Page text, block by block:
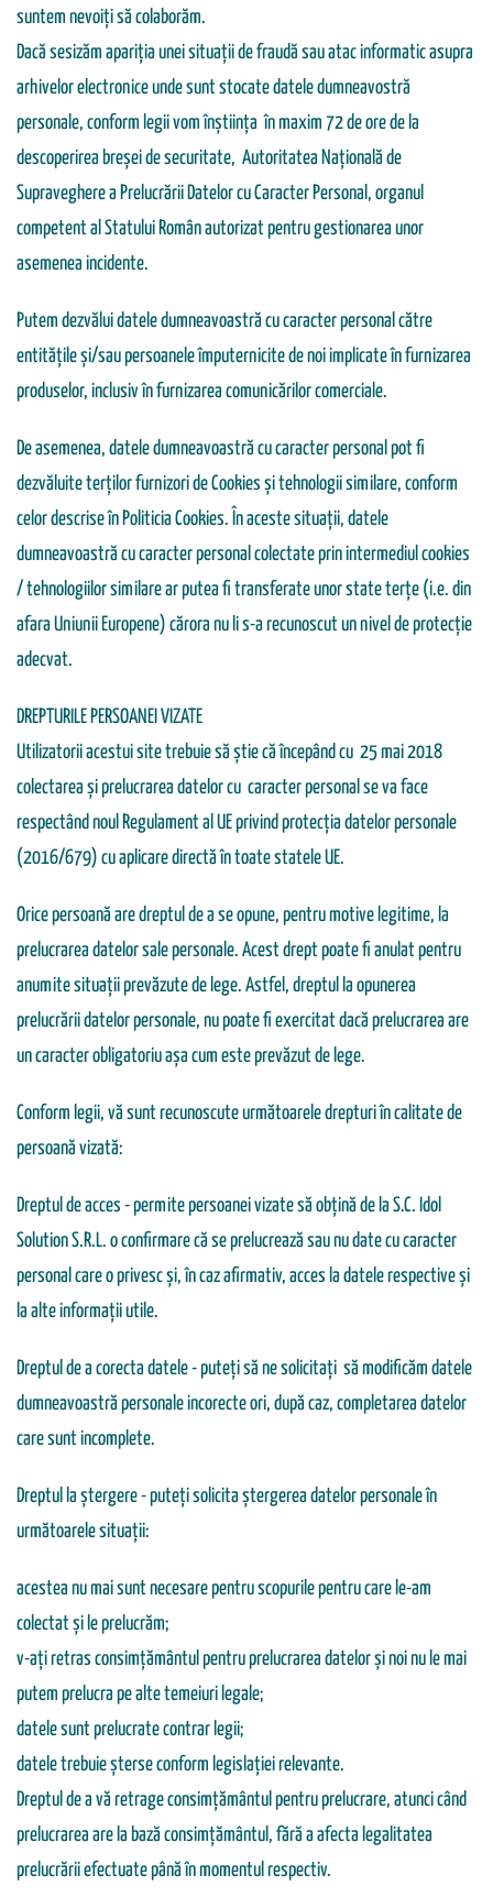
suntem nevoiți să colaborăm.
Dacă sesizăm apariția unei situații de fraudă sau atac informatic asupra
arhivelor electronice unde sunt stocate datele dumneavostră
personale, conform legii vom înștiința în maxim 72 de ore de la
descoperirea breșei de securitate, Autoritatea Națională de
Supraveghere a Prelucrării Datelor cu Caracter Personal, organul
competent al Statului Român autorizat pentru gestionarea unor
asemenea incidente.
Putem dezvălui datele dumneavoastră cu caracter personal către
entitățile și/sau persoanele împuternicite de noi implicate în furnizarea
produselor, inclusiv în furnizarea comunicărilor comerciale.
De asemenea, datele dumneavoastră cu caracter personal pot fi
dezvăluite terților furnizori de Cookies și tehnologii similare, conform
celor descrise în Politicia Cookies. În aceste situații, datele
dumneavoastră cu caracter personal colectate prin intermediul cookies
/ tehnologiilor similare ar putea fi transferate unor state terțe (i.e. din
afara Uniunii Europene) cărora nu li s-a recunoscut un nivel de protecție
adecvat.
DREPTURILE PERSOANEI VIZATE
Utilizatorii acestui site trebuie să știe că începând cu 25 mai 2018
colectarea și prelucrarea datelor cu caracter personal se va face
respectând noul Regulament al UE privind protecţia datelor personale
(2016/679) cu aplicare directă în toate statele UE.
Orice persoană are dreptul de a se opune, pentru motive legitime, la
prelucrarea datelor sale personale. Acest drept poate fi anulat pentru
anumite situații prevăzute de lege. Astfel, dreptul la opunerea
prelucrării datelor personale, nu poate fi exercitat dacă prelucrarea are
un caracter obligatoriu așa cum este prevăzut de lege.
Conform legii, vă sunt recunoscute următoarele drepturi în calitate de
persoană vizată:
Dreptul de acces - permite persoanei vizate să obțină de la S.C. Idol
Solution S.R.L. o confirmare că se prelucrează sau nu date cu caracter
personal care o privesc și, în caz afirmativ, acces la datele respective și
la alte informații utile.
Dreptul de a corecta datele - puteți să ne solicitați să modificăm datele
dumneavoastră personale incorecte ori, după caz, completarea datelor
care sunt incomplete.
Dreptul la ștergere - puteți solicita ștergerea datelor personale în
următoarele situații:
acestea nu mai sunt necesare pentru scopurile pentru care le-am
colectat și le prelucrăm;
v-ați retras consimțământul pentru prelucrarea datelor și noi nu le mai
putem prelucra pe alte temeiuri legale;
datele sunt prelucrate contrar legii;
datele trebuie șterse conform legislației relevante.
Dreptul de a vă retrage consimțământul pentru prelucrare, atunci când
prelucrarea are la bază consimțământul, fără a afecta legalitatea
prelucrării efectuate până în momentul respectiv.